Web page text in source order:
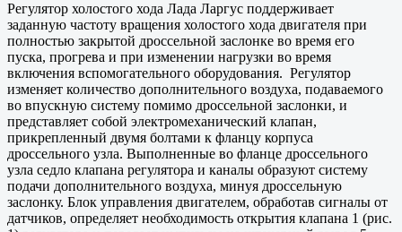
Регулятор холостого хода Лада Ларгус поддерживает
заданную частоту вращения холостого хода двигателя при
полностью закрытой дроссельной заслонке во время его
пуска, прогрева и при изменении нагрузки во время
включения вспомогательного оборудования. Регулятор
изменяет количество дополнительного воздуха, подаваемого
во впускную систему помимо дроссельной заслонки, и
представляет собой электромеханический клапан,
прикрепленный двумя болтами к фланцу корпуса
дроссельного узла. Выполненные во фланце дроссельного
узла седло клапана регулятора и каналы образуют систему
подачи дополнительного воздуха, минуя дроссельную
заслонку. Блок управления двигателем, обработав сигналы от
датчиков, определяет необходимость открытия клапана 1 (рис.